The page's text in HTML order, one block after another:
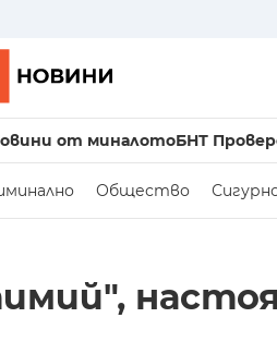
от миналотоБНТ
Общество